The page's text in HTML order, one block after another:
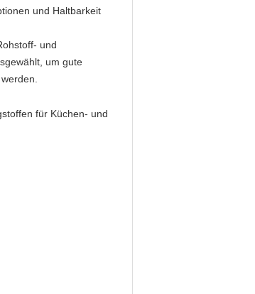
und Haltbarkeit
und
um gute
für Küchen- und